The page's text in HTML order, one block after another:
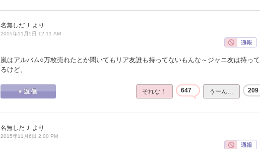
名無しだＪ より
2015年11月5日 12:11 AM
嵐はアルバム○万枚売れたとか聞いてもリア友誰も持ってないもんな～ジャニ友は持って
るけど。
それな！ 647 うーん… 209
名無しだＪ より
2015年11月6日 2:00 PM